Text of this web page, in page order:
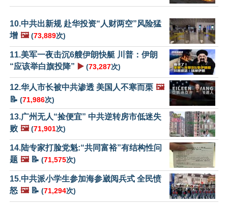
10.中共出新规 赴华投资“人财两空”风险猛
增 🖼️ (73,889次)
11.美军一夜击沉6艘伊朗快艇 川普：伊朗
“应该举白旗投降” ▶️ (73,287次)
12.华人市长被中共渗透 美国人不寒而栗 🖼️
📝 (71,986次)
13.广州无人“捡便宜” 中共逆转房市低迷失
败 🖼️ (71,901次)
14.陆专家打脸党魁:“共同富裕”有结构性问
题 🖼️📝 (71,575次)
15.中共派小学生参加海参崴阅兵式 全民愤
怒 🖼️📝 (71,294次)